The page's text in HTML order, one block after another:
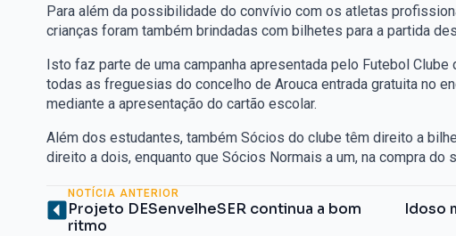
Para além da possibilidade do convívio com os atletas
crianças foram também brindadas com bilhetes para a partida
Isto faz parte de uma campanha apresentada pelo Futebol
todas as freguesias do concelho de Arouca entrada gratuita no
mediante a apresentação do cartão escolar.
Além dos estudantes, também Sócios do clube têm direito a
direito a dois, enquanto que Sócios Normais a um, na compra do
NOTÍCIA ANTERIOR
Projeto DESenvelheSER continua a bom
ritmo
Idoso